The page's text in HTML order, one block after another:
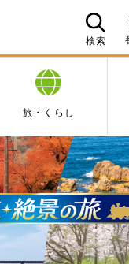
検索
旅・くらし